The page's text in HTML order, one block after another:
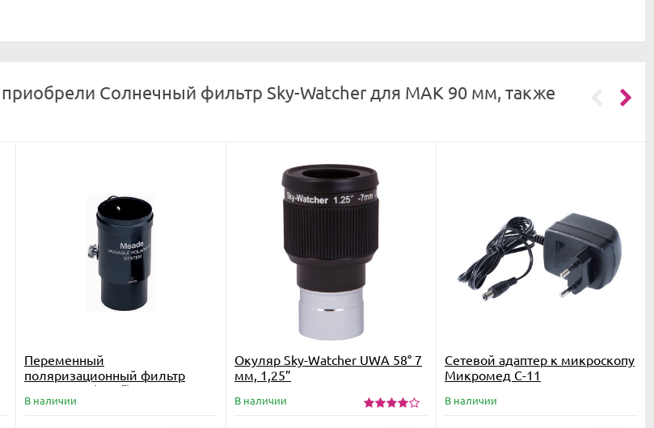
Солнечный фильтр Sky-Watcher для MAK 90 мм, также
Переменный
поляризационный фильтр
Meade 905 (1.25")
В наличии
Окуляр Sky-Watcher UWA 58° 7
мм, 1,25”
В наличии
Сетевой адаптер к микроскопу
Микромед С-11
В наличии